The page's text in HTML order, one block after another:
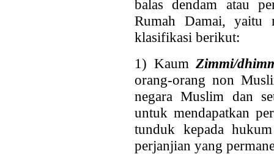
balas dendam atau
Rumah Damai, yaitu
klasifikasi berikut:
1) KaumZimmi/
orang-orang non
negara Muslim dan
untuk mendapatkan
tunduk kepada
perjanjian yang